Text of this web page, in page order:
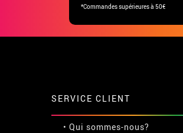
*Commandes supérieures à 50€
SERVICE CLIENT
• Qui sommes-nous?